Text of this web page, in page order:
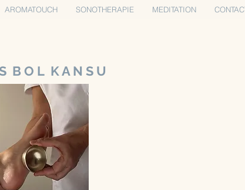
AROMATOUCH SONOTHERAPIE MEDITATION
B O L K A N S U